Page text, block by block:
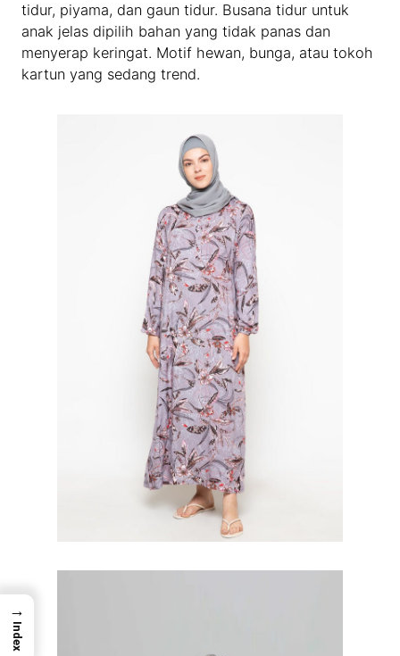
tidur, piyama, dan gaun tidur. Busana tidur untuk
anak jelas dipilih bahan yang tidak panas dan
menyerap keringat. Motif hewan, bunga, atau tokoh
kartun yang sedang trend.
→
Index